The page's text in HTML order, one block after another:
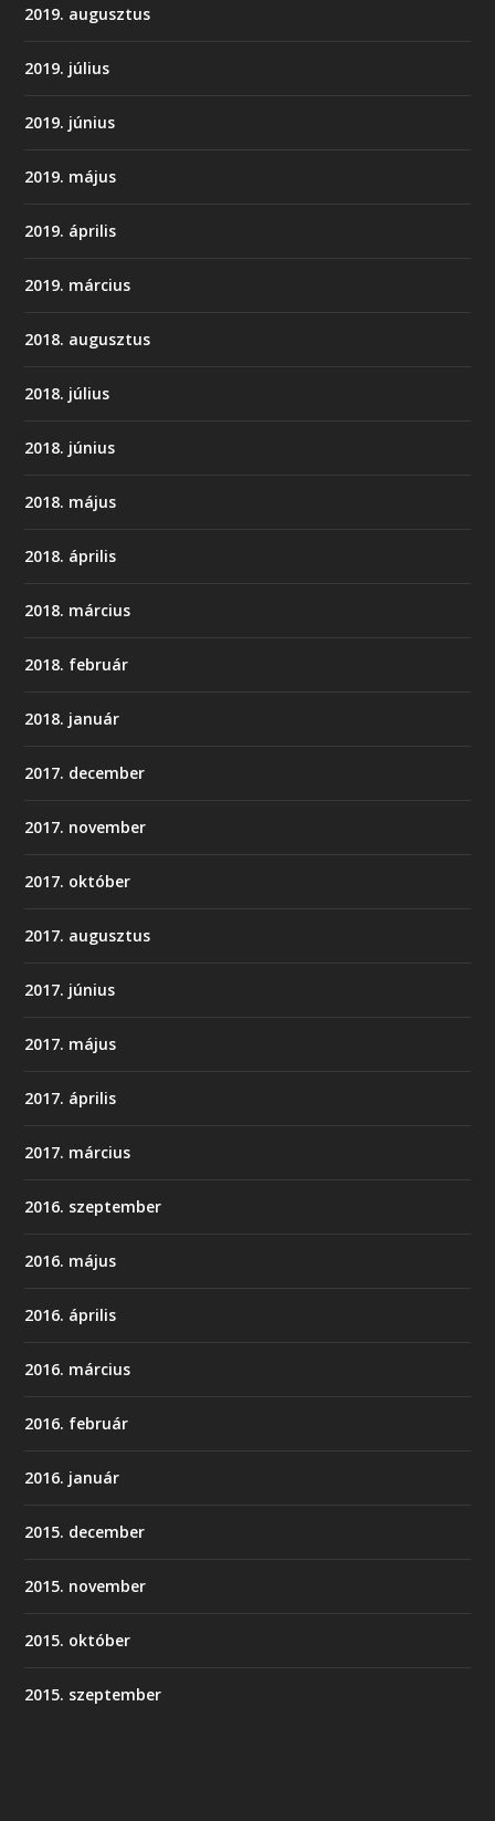
2019. augusztus
2019. július
2019. június
2019. május
2019. április
2019. március
2018. augusztus
2018. július
2018. június
2018. május
2018. április
2018. március
2018. február
2018. január
2017. december
2017. november
2017. október
2017. augusztus
2017. június
2017. május
2017. április
2017. március
2016. szeptember
2016. május
2016. április
2016. március
2016. február
2016. január
2015. december
2015. november
2015. október
2015. szeptember